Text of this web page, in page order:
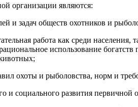
организации являются:
и задач обществ охотников и
работа как среди
использование
охоты и рыболовства, норм и
и социального развития первичной